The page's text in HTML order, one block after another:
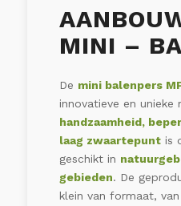
MINI –
De mini balenpers
innovatieve en unieke
handzaamheid,
laag zwaartepuntis
geschikt in
gebieden. De
klein van formaat,